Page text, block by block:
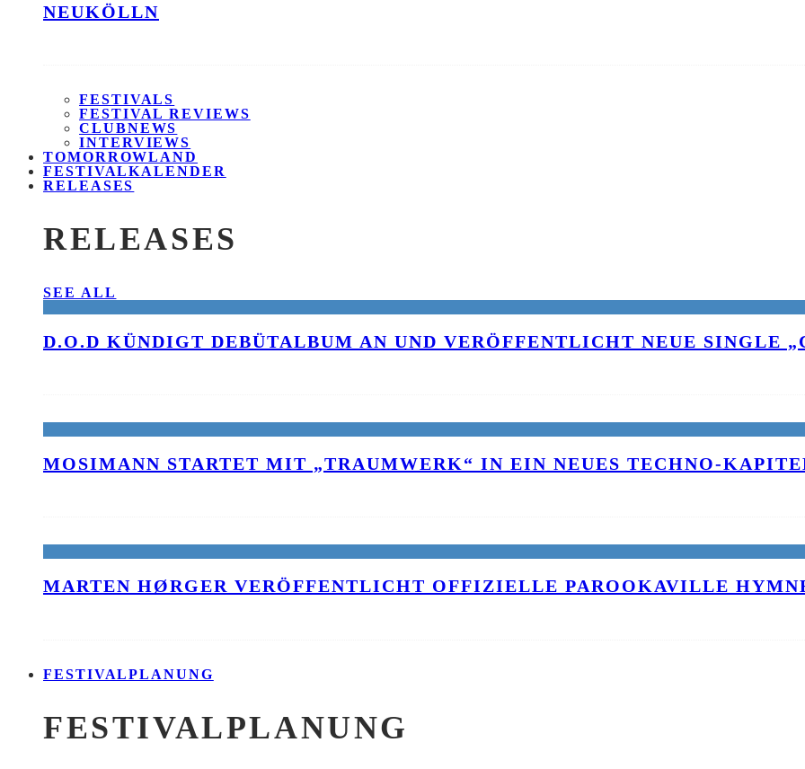
NEUKÖLLN
FESTIVALS
FESTIVAL REVIEWS
CLUBNEWS
INTERVIEWS
TOMORROWLAND
FESTIVALKALENDER
RELEASES
RELEASES
SEE ALL
D.O.D KÜNDIGT DEBÜTALBUM AN UND VERÖFFENTLICHT NEUE SINGLE
MOSIMANN STARTET MIT „TRAUMWERK“ IN EIN NEUES TECHNO-
MARTEN HØRGER VERÖFFENTLICHT OFFIZIELLE PAROOKAVILLE
FESTIVALPLANUNG
FESTIVALPLANUNG